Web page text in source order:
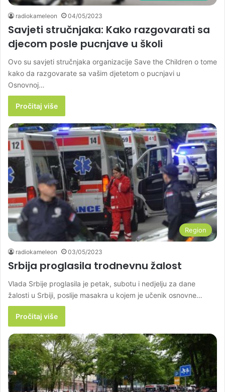
radiokameleon 04/05/2023
Savjeti stručnjaka: Kako razgovarati sa
djecom posle pucnjave u školi
Ovo su savjeti stručnjaka organizacije Save the Children o tome
kako da razgovarate sa vašim djetetom o pucnjavi u
Osnovnoj…
Pročitaj više
Region
radiokameleon 03/05/2023
Srbija proglasila trodnevnu žalost
Vlada Srbije proglasila je petak, subotu i nedjelju za dane
žalosti u Srbiji, poslije masakra u kojem je učenik osnovne…
Pročitaj više